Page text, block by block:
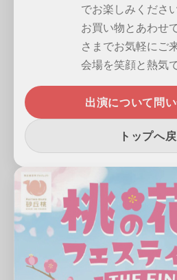
でお楽しみください
お買い物とあわせ
さまでお気軽にご
会場を笑顔と熱気
出演について問
トップへ